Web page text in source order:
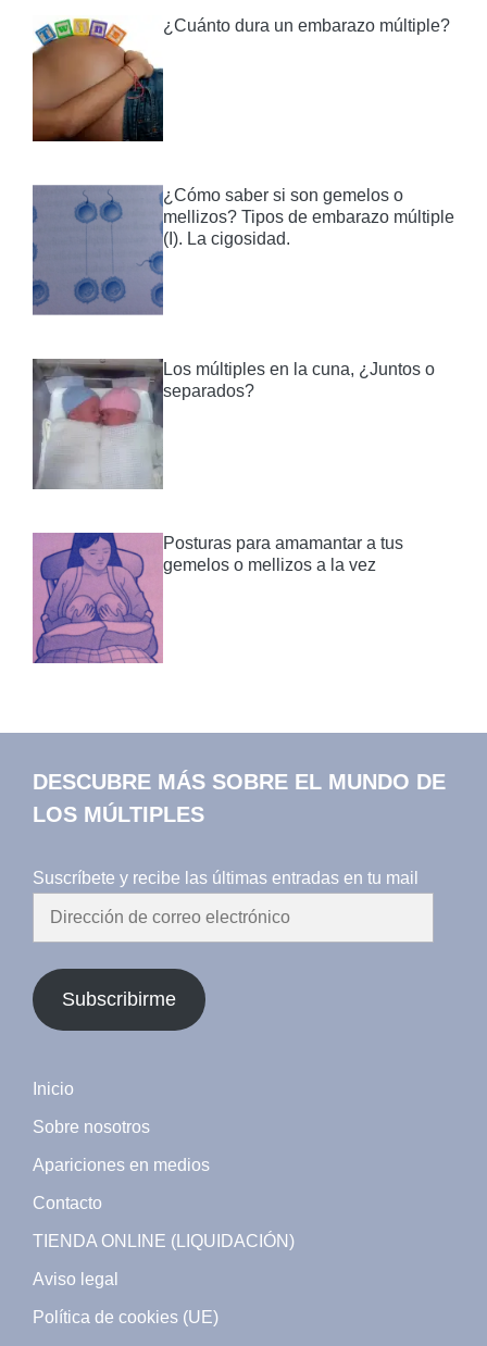
¿Cuánto dura un embarazo múltiple?
¿Cómo saber si son gemelos o
mellizos? Tipos de embarazo múltiple
(I). La cigosidad.
Los múltiples en la cuna, ¿Juntos o
separados?
Posturas para amamantar a tus
gemelos o mellizos a la vez
DESCUBRE MÁS SOBRE EL MUNDO DE
LOS MÚLTIPLES
Suscríbete y recibe las últimas entradas en tu mail
Dirección
correo
electrónico
Subscribirme
Inicio
Sobre nosotros
Apariciones en medios
Contacto
TIENDA ONLINE (LIQUIDACIÓN)
Aviso legal
Política de cookies (UE)